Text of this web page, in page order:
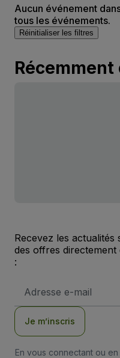
Aucun événement
tous les événements.
Réinitialiser les filtres
Recevez les actualités
des offres
:
e-
Je m’inscris
En vous connectant ou